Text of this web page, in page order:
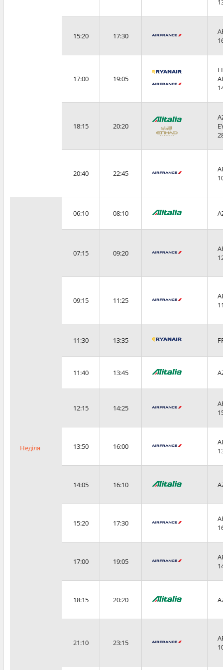
15:20 17:30
17:00 19:05
18:15 20:20
20:40 22:45
Неділя
06:10 08:10
07:15 09:20
09:15 11:25
11:30 13:35
11:40 13:45
12:15 14:25
13:50 16:00
14:05 16:10
15:20 17:30
17:00 19:05
18:15 20:20
21:10 23:15